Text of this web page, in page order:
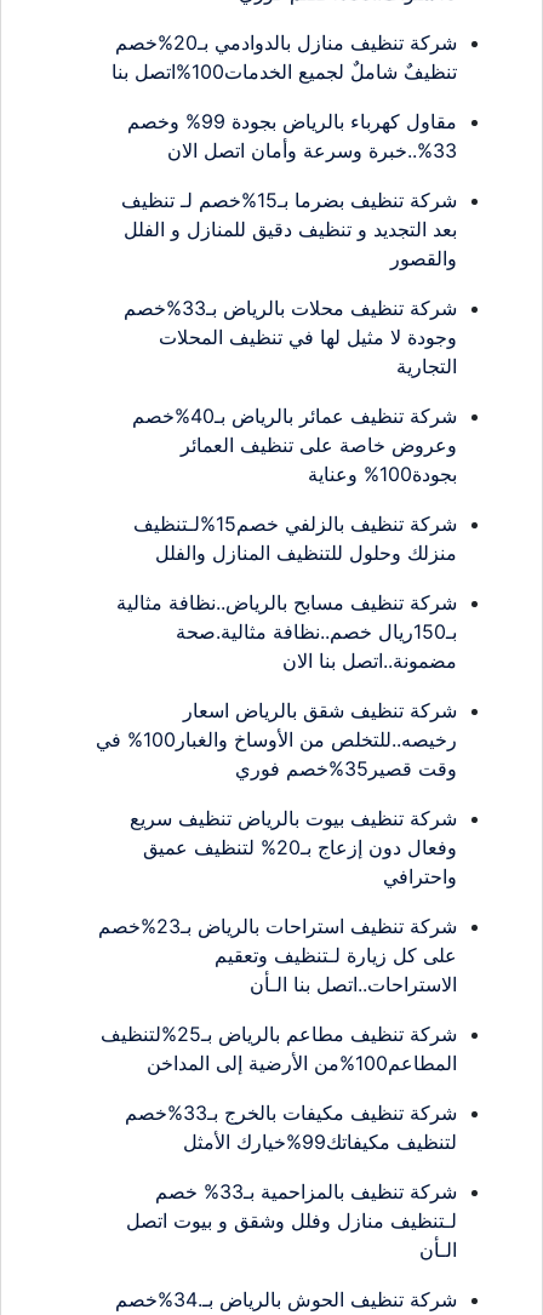
شركة تنظيف منازل بالدوادمي بـ20%خصم
تنظيفٌ شاملٌ لجميع الخدمات100%اتصل بنا
مقاول كهرباء بالرياض بجودة 99% وخصم
33%..خبرة وسرعة وأمان اتصل الان
شركة تنظيف بضرما بـ15%خصم لـ تنظيف
بعد التجديد و تنظيف دقيق للمنازل و الفلل
والقصور
شركة تنظيف محلات بالرياض بـ33%خصم
وجودة لا مثيل لها في تنظيف المحلات
التجارية
شركة تنظيف عمائر بالرياض بـ40%خصم
وعروض خاصة على تنظيف العمائر
بجودة100% وعناية
شركة تنظيف بالزلفي خصم15%لـتنظيف
منزلك وحلول للتنظيف المنازل والفلل
شركة تنظيف مسابح بالرياض..نظافة مثالية
بـ150ريال خصم..نظافة مثالية.صحة
مضمونة..اتصل بنا الان
شركة تنظيف شقق بالرياض اسعار
رخيصه..للتخلص من الأوساخ والغبار100% في
وقت قصير35%خصم فوري
شركة تنظيف بيوت بالرياض تنظيف سريع
وفعال دون إزعاج بـ20% لتنظيف عميق
واحترافي
شركة تنظيف استراحات بالرياض بـ23%خصم
على كل زيارة لـتنظيف وتعقيم
الاستراحات..اتصل بنا الـأن
شركة تنظيف مطاعم بالرياض بـ25%لتنظيف
المطاعم100%من الأرضية إلى المداخن
شركة تنظيف مكيفات بالخرج بـ33%خصم
لتنظيف مكيفاتك99%خيارك الأمثل
شركة تنظيف بالمزاحمية بـ33% خصم
لـتنظيف منازل وفلل وشقق و بيوت اتصل
الـأن
شركة تنظيف الحوش بالرياض بـ.34%خصم